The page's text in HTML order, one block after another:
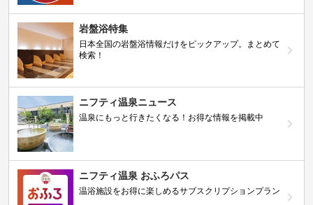
岩盤浴特集
日本全国の岩盤浴情報だけをピックアップ。まとめて
検索！
ニフティ温泉ニュース
温泉にもっと行きたくなる！お得な情報を掲載中
ニフティ温泉 おふろパス
温浴施設をお得に楽しめるサブスクリプションプラン